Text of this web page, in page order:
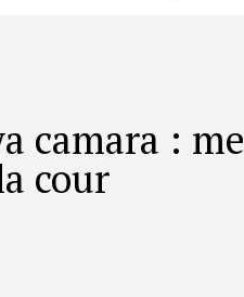
camara : me
cour